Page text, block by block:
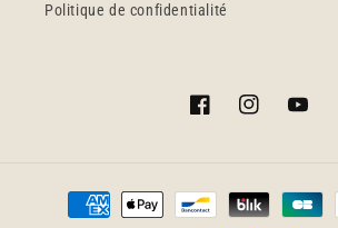
Politique de confidentialité
FacebookInstagramYouTube
Moyens